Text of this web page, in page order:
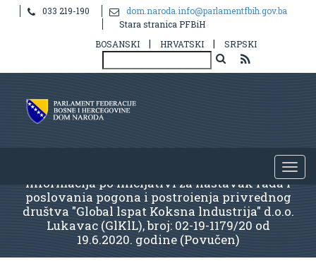
033 219-190
dom.naroda.info@parlamentfbih.gov.ba
Stara stranica PFBiH
BOSANSKI
| HRVATSKI | SRPSKI
lnformacija po inicijativi za nastavak rada i
poslovania pogona i postroienja privrednog
društva "Global lspat Koksna lndustrija" d.o.o.
Lukavac (GlKlL), broj: 02-19-1179/20 od
19.6.2020. godine (Povučen)